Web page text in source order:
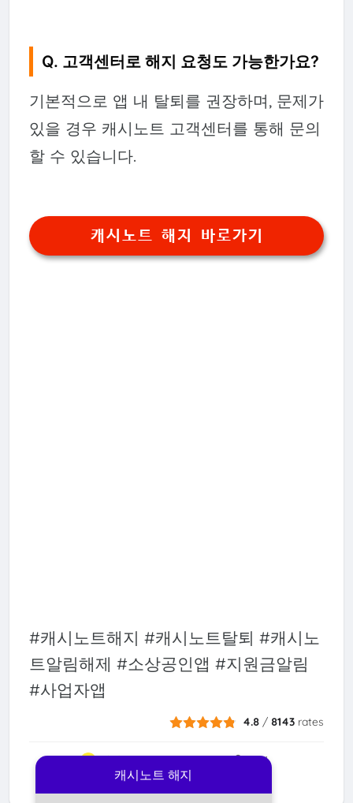
Q. 고객센터로 해지 요청도 가능한가요?
기본적으로 앱 내 탈퇴를 권장하며, 문제가
있을 경우 캐시노트 고객센터를 통해 문의
할 수 있습니다.
캐시노트 해지 바로가기
캐시노트 해지
#캐시노트해지 #캐시노트탈퇴 #캐시노
트알림해제 #소상공인앱 #지원금알림
#사업자앱
4.8 / 8143 rates
복사